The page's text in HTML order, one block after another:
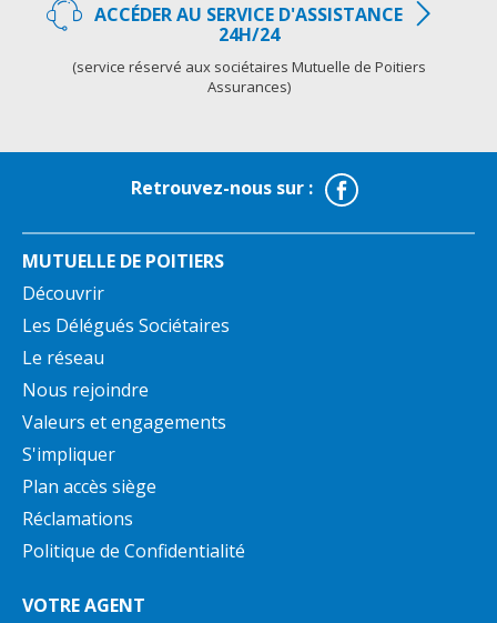
ACCÉDER AU SERVICE D'ASSISTANCE
24H/24
(service réservé aux sociétaires Mutuelle de Poitiers
Assurances)
Retrouvez-nous sur : Facebook
MUTUELLE DE POITIERS
Découvrir
Les Délégués Sociétaires
Le réseau
Nous rejoindre
Valeurs et engagements
S'impliquer
Plan accès siège
Réclamations
Politique de Confidentialité
VOTRE AGENT